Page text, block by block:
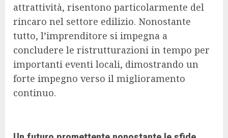
attrattività, risentono particolarmente del
rincaro nel settore edilizio. Nonostante
tutto, l’imprenditore si impegna a
concludere le ristrutturazioni in tempo per
importanti eventi locali, dimostrando un
forte impegno verso il miglioramento
continuo.